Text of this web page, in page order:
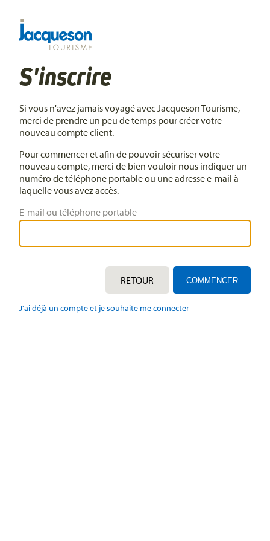
S'inscrire
Si vous n'avez jamais voyagé avec Jacqueson Tourisme,
merci de prendre un peu de temps pour créer votre
nouveau compte client.
Pour commencer et afin de pouvoir sécuriser votre
nouveau compte, merci de bien vouloir nous indiquer un
numéro de téléphone portable ou une adresse e-mail à
laquelle vous avez accès.
E-mail ou téléphone portable
RETOUR
J'ai déjà un compte et je souhaite me connecter